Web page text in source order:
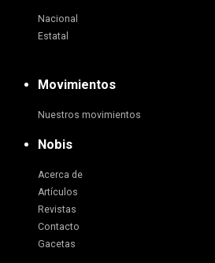
Nacional
Estatal
Movimientos
Nuestros movimientos
Nobis
Acerca de
Artículos
Revistas
Contacto
Gacetas